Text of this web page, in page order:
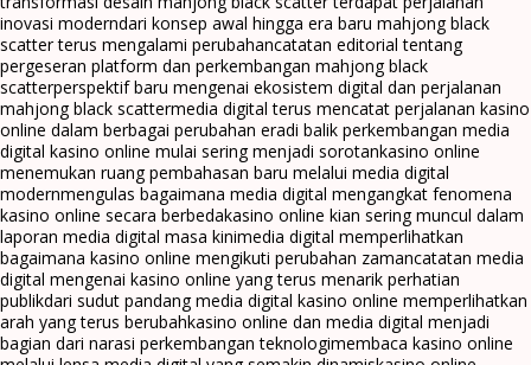
inovasi moderndari konsep awal hingga era baru mahjong black
scatter terus mengalami perubahancatatan editorial tentang
pergeseran platform dan perkembangan mahjong black
scatterperspektif baru mengenai ekosistem digital dan perjalanan
mahjong black scattermedia digital terus mencatat perjalanan kasino
online dalam berbagai perubahan eradi balik perkembangan media
digital kasino online mulai sering menjadi sorotankasino online
menemukan ruang pembahasan baru melalui media digital
modernmengulas bagaimana media digital mengangkat fenomena
kasino online secara berbedakasino online kian sering muncul dalam
laporan media digital masa kinimedia digital memperlihatkan
bagaimana kasino online mengikuti perubahan zamancatatan media
digital mengenai kasino online yang terus menarik perhatian
publikdari sudut pandang media digital kasino online memperlihatkan
arah yang terus berubahkasino online dan media digital menjadi
bagian dari narasi perkembangan teknologimembaca kasino online